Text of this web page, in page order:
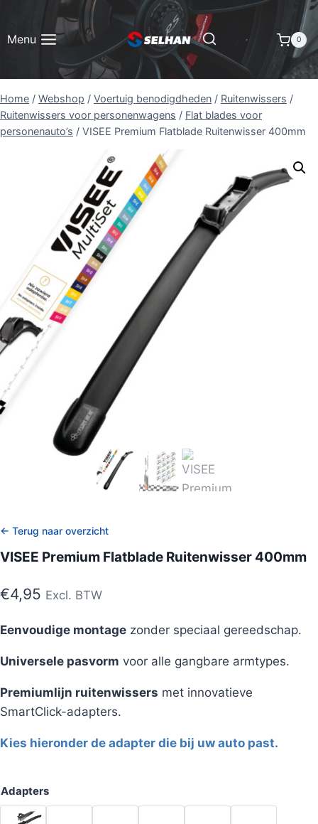
inhoud
Menu 0
Home / Webshop / Voertuig benodigdheden / Ruitenwissers /
Ruitenwissers voor personenwagens / Flat blades voor
personenauto’s / VISEE Premium Flatblade Ruitenwisser 400mm
← Terug naar overzicht
VISEE Premium Flatblade Ruitenwisser 400mm
€4,95 Excl. BTW
Eenvoudige montage zonder speciaal gereedschap.
Universele pasvorm voor alle gangbare armtypes.
Premiumlijn ruitenwissers met innovatieve
SmartClick-adapters.
Kies hieronder de adapter die bij uw auto past.
Adapters